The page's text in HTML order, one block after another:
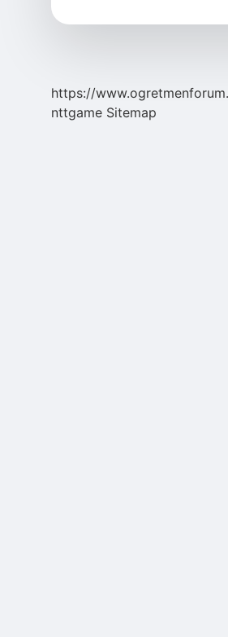
https://
nttgame Sitemap